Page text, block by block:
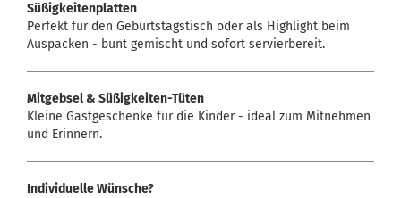
Süßigkeitenplatten
Perfekt für den Geburtstagstisch oder als Highlight beim
Auspacken - bunt gemischt und sofort servierbereit.
Mitgebsel & Süßigkeiten-Tüten
Kleine Gastgeschenke für die Kinder - ideal zum Mitnehmen
und Erinnern.
Individuelle Wünsche?